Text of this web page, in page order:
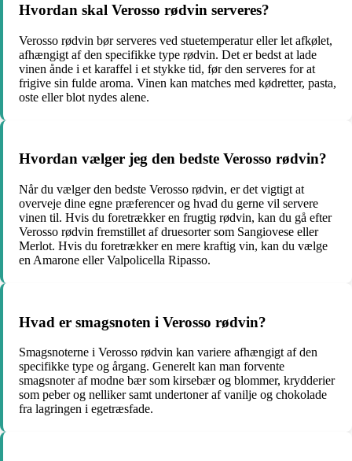
Hvordan skal Verosso rødvin serveres?
Verosso rødvin bør serveres ved stuetemperatur eller let afkølet,
afhængigt af den specifikke type rødvin. Det er bedst at lade
vinen ånde i et karaffel i et stykke tid, før den serveres for at
frigive sin fulde aroma. Vinen kan matches med kødretter, pasta,
oste eller blot nydes alene.
Hvordan vælger jeg den bedste Verosso rødvin?
Når du vælger den bedste Verosso rødvin, er det vigtigt at
overveje dine egne præferencer og hvad du gerne vil servere
vinen til. Hvis du foretrækker en frugtig rødvin, kan du gå efter
Verosso rødvin fremstillet af druesorter som Sangiovese eller
Merlot. Hvis du foretrækker en mere kraftig vin, kan du vælge
en Amarone eller Valpolicella Ripasso.
Hvad er smagsnoten i Verosso rødvin?
Smagsnoterne i Verosso rødvin kan variere afhængigt af den
specifikke type og årgang. Generelt kan man forvente
smagsnoter af modne bær som kirsebær og blommer, krydderier
som peber og nelliker samt undertoner af vanilje og chokolade
fra lagringen i egetræsfade.